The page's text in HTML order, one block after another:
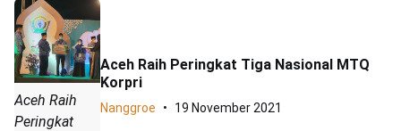
Aceh Raih
Peringkat
Aceh Raih Peringkat Tiga Nasional MTQ
Korpri
Nanggroe 19 November 2021